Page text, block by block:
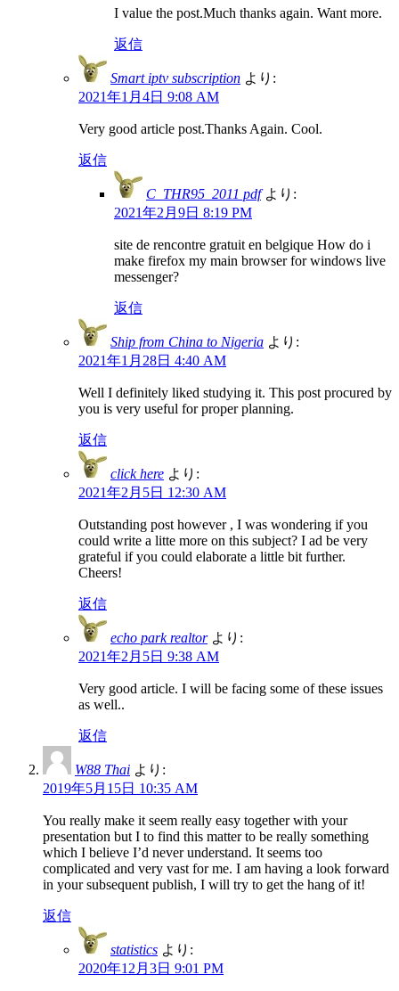
I value the post.Much thanks again. Want more.
返信
Smart iptv subscription より:
2021年1月4日 9:08 AM
Very good article post.Thanks Again. Cool.
返信
C_THR95_2011 pdf より:
2021年2月9日 8:19 PM
site de rencontre gratuit en belgique How do i
make firefox my main browser for windows live
messenger?
返信
Ship from China to Nigeria より:
2021年1月28日 4:40 AM
Well I definitely liked studying it. This post procured by
you is very useful for proper planning.
返信
click here より:
2021年2月5日 12:30 AM
Outstanding post however , I was wondering if you
could write a litte more on this subject? I ad be very
grateful if you could elaborate a little bit further.
Cheers!
返信
echo park realtor より:
2021年2月5日 9:38 AM
Very good article. I will be facing some of these issues
as well..
返信
W88 Thai より:
2019年5月15日 10:35 AM
You really make it seem really easy together with your
presentation but I to find this matter to be really something
which I believe I’d never understand. It seems too
complicated and very vast for me. I am having a look forward
in your subsequent publish, I will try to get the hang of it!
返信
statistics より:
2020年12月3日 9:01 PM